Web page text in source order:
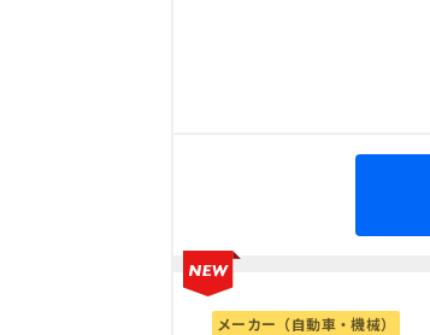
メーカー（自動車・機械）